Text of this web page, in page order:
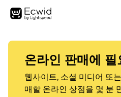
온라인 판매에 필
웹사이트, 소셜 미디어 또
매할 온라인 상점을 몇 분